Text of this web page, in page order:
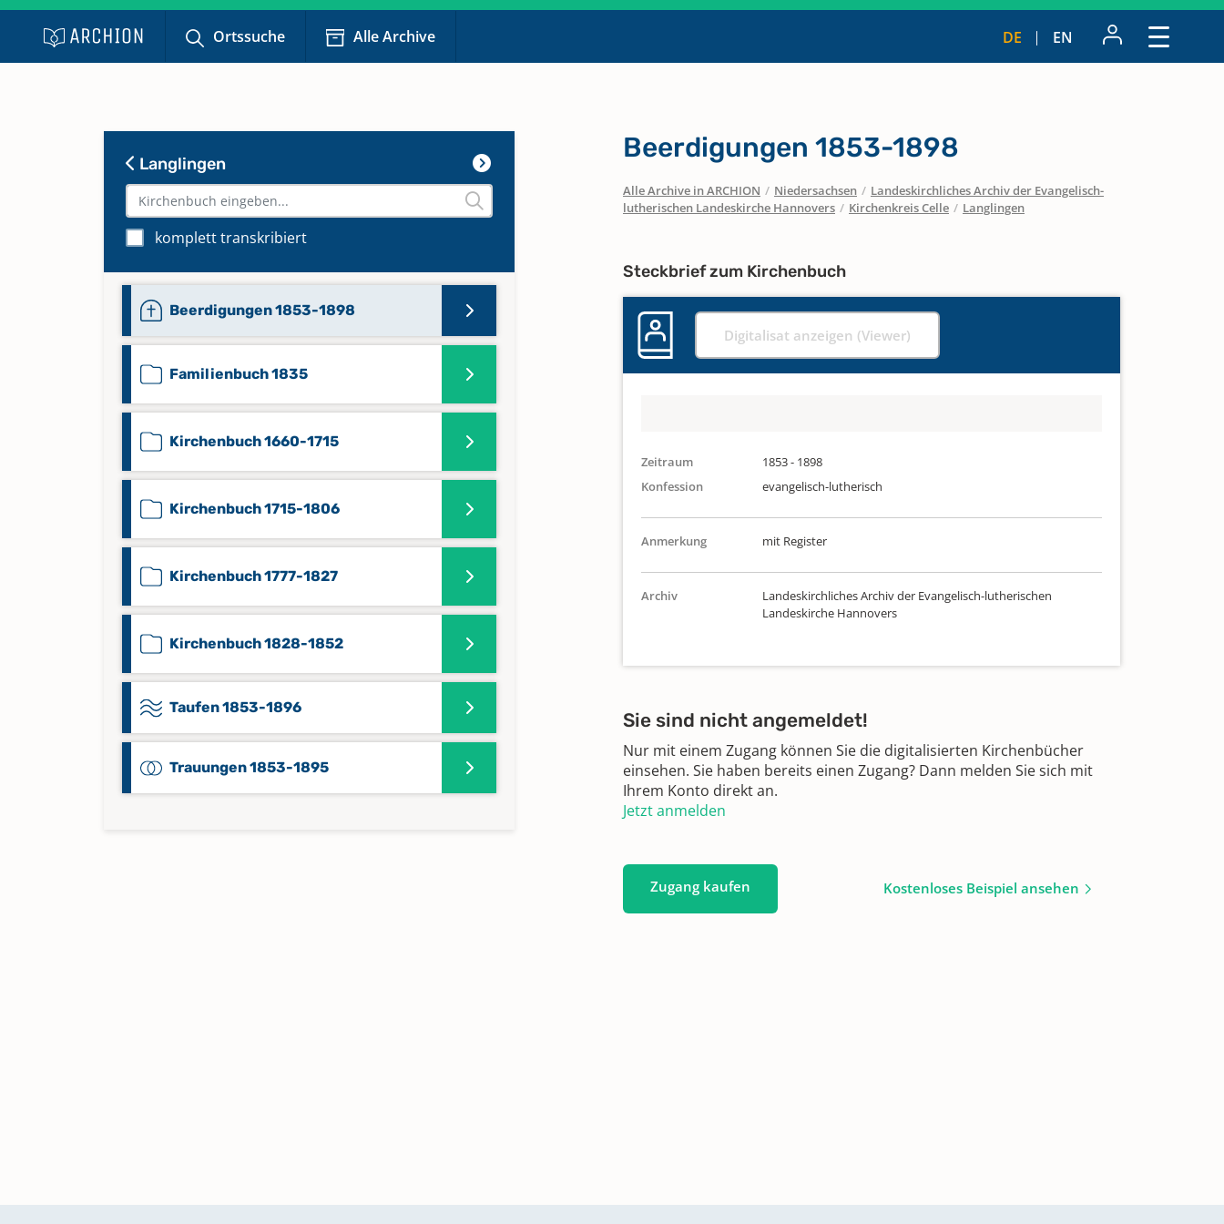
Ortssuche Alle Archive DE EN
Langlingen
komplett transkribiert
Beerdigungen 1853-1898
Familienbuch 1835
Kirchenbuch 1660-1715
Kirchenbuch 1715-1806
Kirchenbuch 1777-1827
Kirchenbuch 1828-1852
Taufen 1853-1896
Trauungen 1853-1895
Beerdigungen 1853-1898
Alle Archive in ARCHION / Niedersachsen / Landeskirchliches Archiv der Evangelisch-
lutherischen Landeskirche Hannovers / Kirchenkreis Celle / Langlingen
Steckbrief zum Kirchenbuch
Digitalisat anzeigen (Viewer)
Zeitraum
1853 - 1898
Konfession
evangelisch-lutherisch
Anmerkung mit Register
Archiv
Landeskirchliches Archiv der Evangelisch-lutherischen
Landeskirche Hannovers
Sie sind nicht angemeldet!
Nur mit einem Zugang können Sie die digitalisierten Kirchenbücher
einsehen. Sie haben bereits einen Zugang? Dann melden Sie sich mit
Ihrem Konto direkt an.
Jetzt anmelden
Zugang kaufen Kostenloses Beispiel ansehen